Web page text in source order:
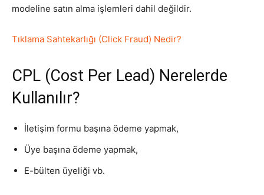
SEM,
ASO,
modeline satın alma işlemleri dahil değildir.
Tıklama Sahtekarlığı (Click Fraud) Nedir?
CPL (Cost Per Lead) Nerelerde
Kullanılır?
İletişim formu başına ödeme yapmak,
Üye başına ödeme yapmak,
E-bülten üyeliği vb.